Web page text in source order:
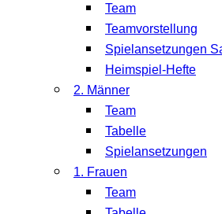
Team
Teamvorstellung
Spielansetzungen
Heimspiel-Hefte
2. Männer
Team
Tabelle
Spielansetzungen
1. Frauen
Team